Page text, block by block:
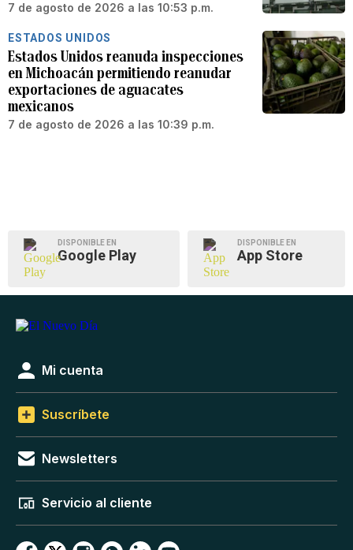
7 de agosto de 2026 a las 10:53 p.m.
ESTADOS UNIDOS
Estados Unidos reanuda inspecciones
en Michoacán permitiendo reanudar
exportaciones de aguacates
mexicanos
7 de agosto de 2026 a las 10:39 p.m.
DISPONIBLE EN
Google Play
DISPONIBLE EN
App Store
Mi cuenta
Suscríbete
Newsletters
Servicio al cliente